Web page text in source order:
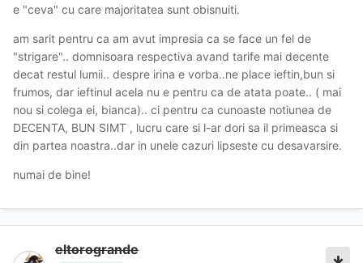
e "ceva" cu care majoritatea sunt obisnuiti.
am sarit pentru ca am avut impresia ca se face un fel de
"strigare".. domnisoara respectiva avand tarife mai decente
decat restul lumii.. despre irina e vorba..ne place ieftin,bun si
frumos, dar ieftinul acela nu e pentru ca de atata poate.. ( mai
nou si colega ei, bianca).. ci pentru ca cunoaste notiunea de
DECENTA, BUN SIMT , lucru care si l-ar dori sa il primeasca si
din partea noastra..dar in unele cazuri lipseste cu desavarsire.
numai de bine!
eltorogrande